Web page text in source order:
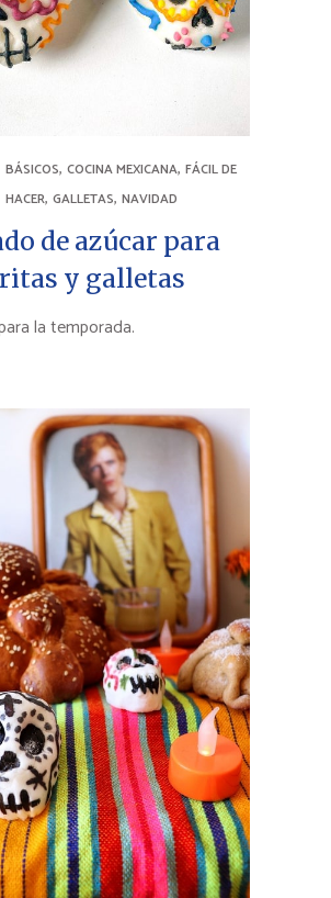
BÁSICOS, COCINA MEXICANA, FÁCIL DE
HACER, GALLETAS, NAVIDAD
de azúcar para
y galletas
la temporada.